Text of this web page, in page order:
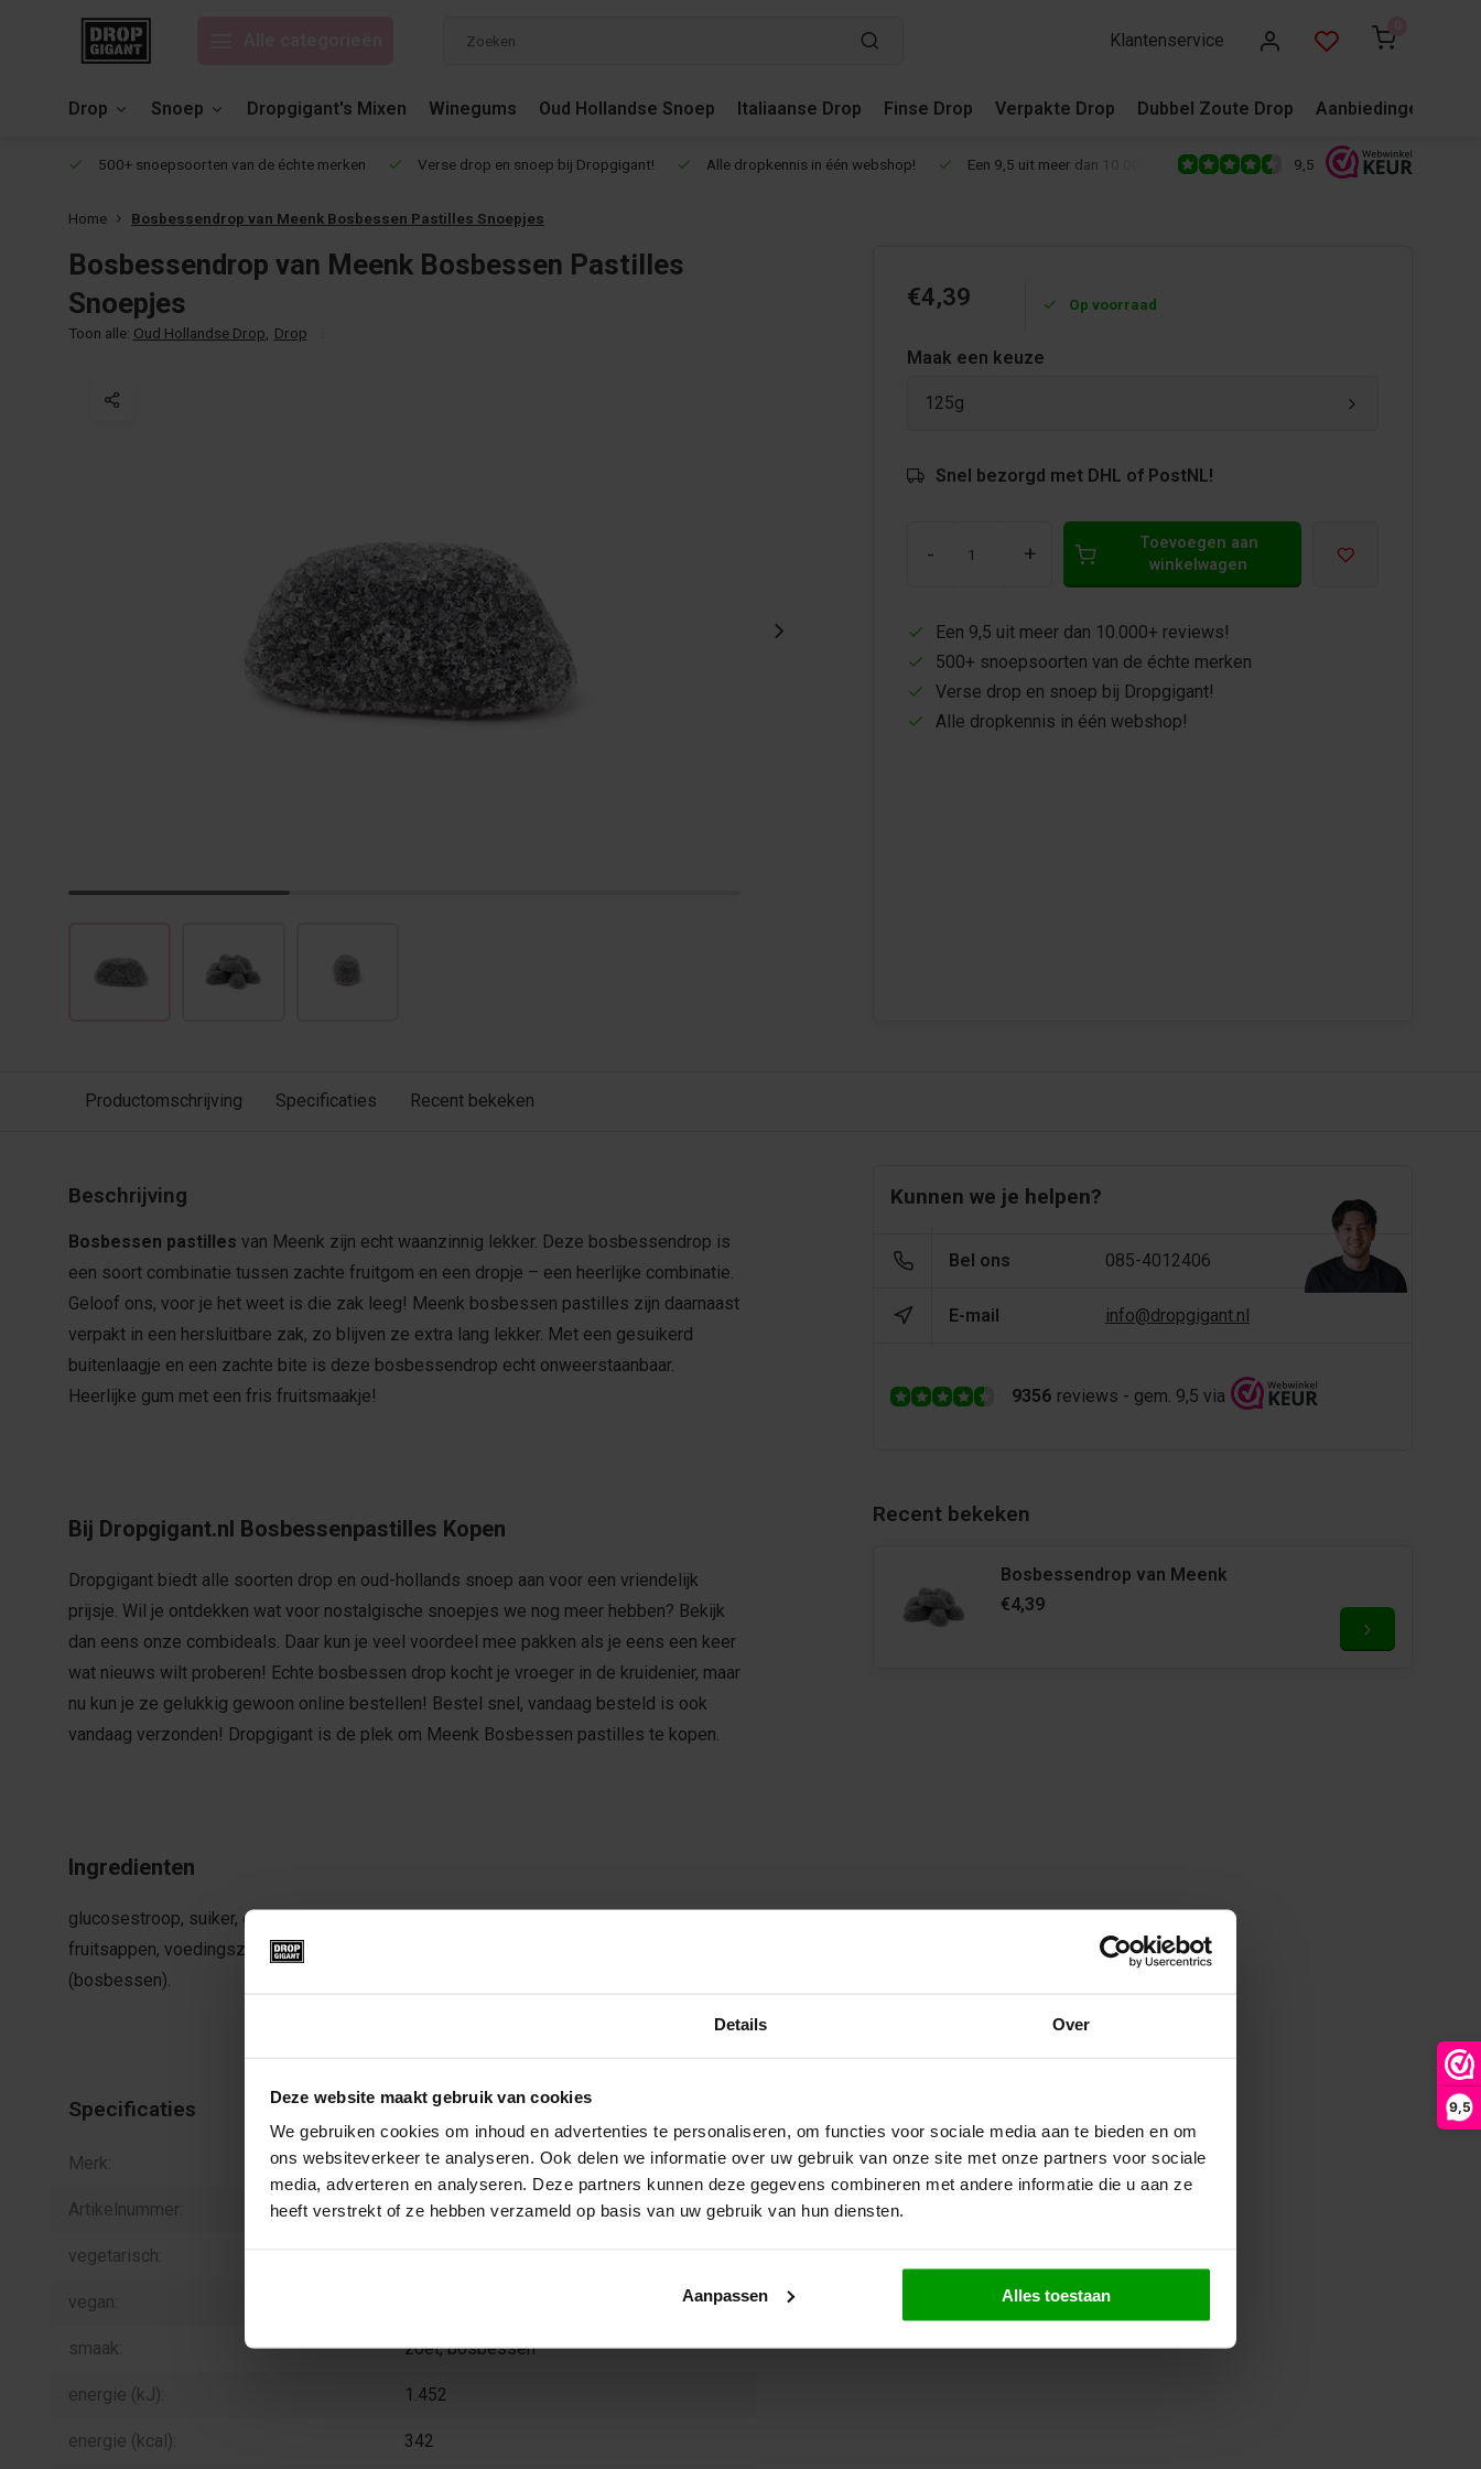
Details Over
Deze website maakt gebruik van cookies
We gebruiken cookies om inhoud en advertenties te personaliseren, om functies voor sociale media aan te bieden en om
ons websiteverkeer te analyseren. Ook delen we informatie over uw gebruik van onze site met onze partners voor sociale
media, adverteren en analyseren. Deze partners kunnen deze gegevens combineren met andere informatie die u aan ze
heeft verstrekt of ze hebben verzameld op basis van uw gebruik van hun diensten.
Aanpassen Alles toestaan
9,5
Klantenservice
Drop Snoep Dropgigant's Mixen Winegums Oud Hollandse Snoep Italiaanse Drop Finse Drop Verpakte Drop Dubbel Zoute Drop Aanbiedingen
500+ snoepsoorten van de échte merken Verse drop en snoep bij Dropgigant! Alle dropkennis in één webshop! Een 9,5 uit meer dan 10.000+ reviews! 500+ snoepsoorten van de
9,5
Home Bosbessendrop van Meenk Bosbessen Pastilles Snoepjes
Bosbessendrop van Meenk Bosbessen Pastilles
Snoepjes
Toon alle: Oud Hollandse Drop Drop
€4,39 Op voorraad
Maak een keuze
125g
Snel bezorgd met DHL of PostNL!
- +
Toevoegen aan
winkelwagen
Een 9,5 uit meer dan 10.000+ reviews!
500+ snoepsoorten van de échte merken
Verse drop en snoep bij Dropgigant!
Alle dropkennis in één webshop!
Productomschrijving Specificaties Recent bekeken
Beschrijving
Bosbessen pastilles van Meenk zijn echt waanzinnig lekker. Deze bosbessendrop is
een soort combinatie tussen zachte fruitgom en een dropje – een heerlijke combinatie.
Geloof ons, voor je het weet is die zak leeg! Meenk bosbessen pastilles zijn daarnaast
verpakt in een hersluitbare zak, zo blijven ze extra lang lekker. Met een gesuikerd
buitenlaagje en een zachte bite is deze bosbessendrop echt onweerstaanbaar.
Heerlijke gum met een fris fruitsmaakje!
Bij Dropgigant.nl Bosbessenpastilles Kopen
Dropgigant biedt alle soorten drop en oud-hollands snoep aan voor een vriendelijk
prijsje. Wil je ontdekken wat voor nostalgische snoepjes we nog meer hebben? Bekijk
dan eens onze combideals. Daar kun je veel voordeel mee pakken als je eens een keer
wat nieuws wilt proberen! Echte bosbessen drop kocht je vroeger in de kruidenier, maar
nu kun je ze gelukkig gewoon online bestellen! Bestel snel, vandaag besteld is ook
vandaag verzonden! Dropgigant is de plek om Meenk Bosbessen pastilles te kopen.
Ingredienten
glucosestroop, suiker, gemodificeerd maiszetmeel, gelatine, 3% geconcentreerde
fruitsappen, voedingszuur (E330), kleurstoffen (E153, E120), natuurlijk aroma
(bosbessen).
Specificaties
Merk: Meenk
Artikelnummer: H.09.8
vegetarisch:
vegan:
smaak: zoet, bosbessen
energie (kJ): 1.452
energie (kcal): 342
Kunnen we je helpen?
Bel ons 085-4012406
E-mail info@dropgigant.nl
9356 reviews - gem. 9,5 via
Recent bekeken
Bosbessendrop van Meenk
€4,39